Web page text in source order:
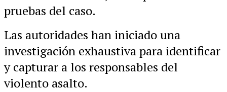
pruebas del caso.
Las autoridades han iniciado una
investigación exhaustiva para identificar
y capturar a los responsables del
violento asalto.